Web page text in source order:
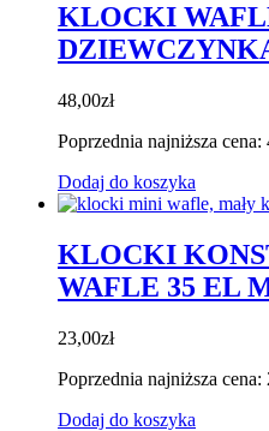
KLOCKI
48,00zł
Poprzednia najniższa cena:
Dodaj do koszyka
KLOCKI
WAFLE 35 EL
23,00zł
Poprzednia najniższa cena:
Dodaj do koszyka